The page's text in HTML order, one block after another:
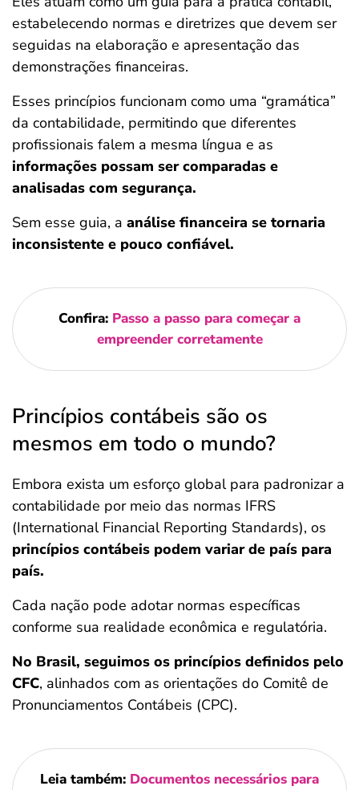
estabelecendo normas e diretrizes que devem ser
seguidas na elaboração e apresentação das
demonstrações financeiras.
Esses princípios funcionam como uma “gramática”
da contabilidade, permitindo que diferentes
profissionais falem a mesma língua e as
informações possam ser comparadas e
analisadas com segurança.
Sem esse guia, a análise financeira se tornaria
inconsistente e pouco confiável.
Confira: Passo a passo para começar a
empreender corretamente
Princípios contábeis são os
mesmos em todo o mundo?
Embora exista um esforço global para padronizar a
contabilidade por meio das normas IFRS
(International Financial Reporting Standards), os
princípios contábeis podem variar de país para
país.
Cada nação pode adotar normas específicas
conforme sua realidade econômica e regulatória.
No Brasil, seguimos os princípios definidos pelo
CFC, alinhados com as orientações do Comitê de
Pronunciamentos Contábeis (CPC).
Leia também: Documentos necessários para